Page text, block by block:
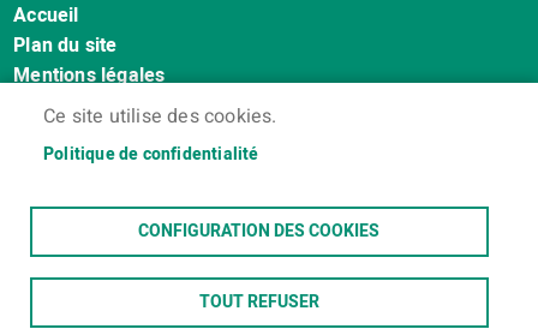
Ce site utilise des cookies.
Politique de confidentialité
CONFIGURATION DES COOKIES
TOUT REFUSER
Menu
Pied
de
page
Accueil
Plan du site
Mentions légales
Accessibilité : Non conforme
Contact